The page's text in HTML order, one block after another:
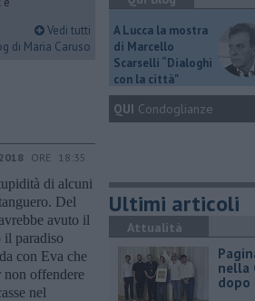
Vedi tutti
di Maria Caruso
ORE 18:35
di alcuni
Del
avuto il
il paradiso
con Eva che
non offendere
nel
A Lucca la mostra
di Marcello
Scarselli “Dialoghi
con la città"
QUI Condoglianze
Ultimi articoli
Attualità
nella
dopo